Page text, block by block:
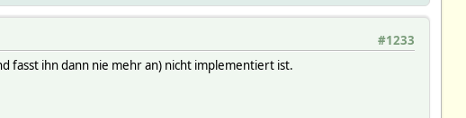
#1233
fasst ihn dann nie mehr an) nicht implementiert ist.